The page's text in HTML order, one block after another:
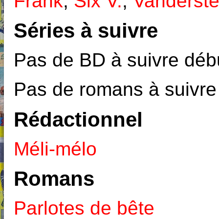
Séries à suivre
Pas de BD à suivre
Pas de romans à
Rédactionnel
Méli-mélo
Romans
Parlotes de bête